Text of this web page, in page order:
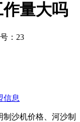
量大吗
：23
信息
沙机价格、河沙制